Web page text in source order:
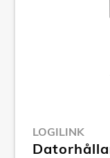
LOGILINK